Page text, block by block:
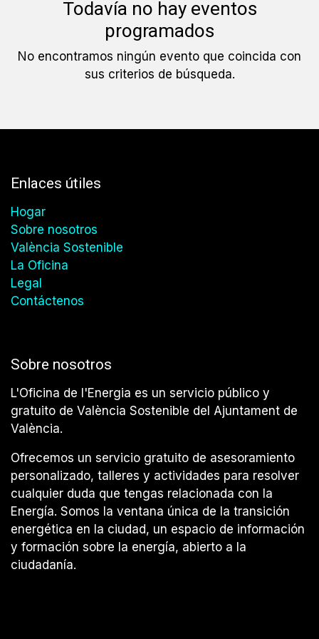
Todavía no hay eventos
programados
No encontramos ningún evento que coincida con
sus criterios de búsqueda.
Enlaces útiles
Hogar
Sobre nosotros
València Sostenible
La Oficina
Legal
Contáctenos
Sobre nosotros
L'Oficina de l'Energia es un servicio público y
gratuito de València Sostenible del Ajuntament de
València.
Ofrecemos un servicio gratuito de asesoramiento
personalizado, talleres y actividades para resolver
cualquier duda que tengas relacionada con la
Energía. Somos la ventana única de la transición
energética en la ciudad, un espacio de información
y formación sobre la energía, abierto a la
ciudadanía.